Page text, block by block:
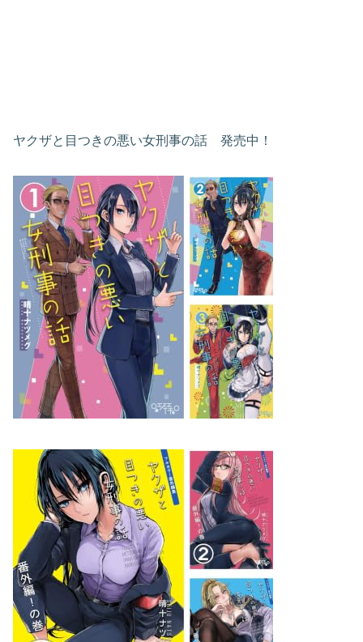
ヤクザと目つきの悪い女刑事の話 発売中！